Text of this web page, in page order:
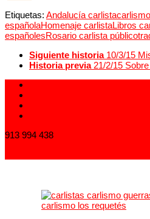
Etiquetas: Andalucía carlista
españolaHomenaje carlistaLibros
españolesRosario carlista público
Siguiente historia 10/3/15
Historia previa 21/2/15
913 994 438